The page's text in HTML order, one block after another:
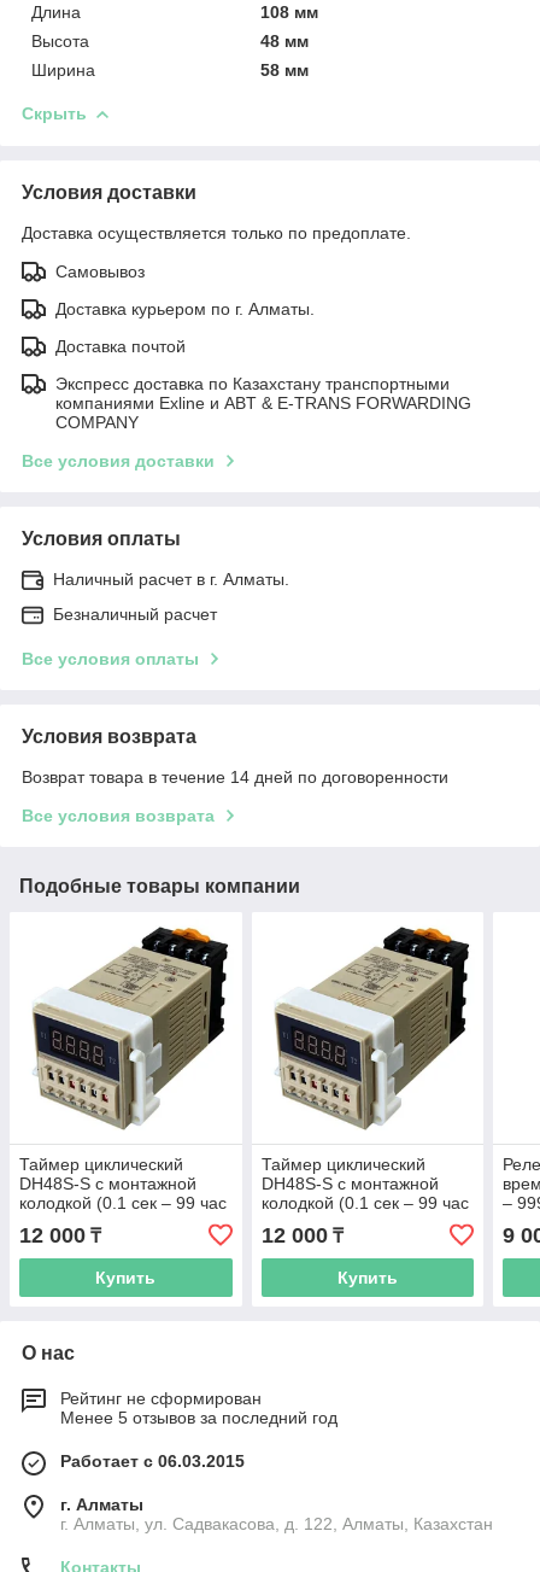
Длина
108 мм
Высота
48 мм
Ширина
58 мм
Скрыть
Условия доставки
Доставка осуществляется только по предоплате.
Самовывоз
Доставка курьером по г. Алматы.
Доставка почтой
Экспресс доставка по Казахстану транспортными
компаниями Exline и ABT & E-TRANS FORWARDING
COMPANY
Все условия доставки
Условия оплаты
Наличный расчет в г. Алматы.
Безналичный расчет
Все условия оплаты
Условия возврата
Возврат товара в течение 14 дней по договоренности
Все условия возврата
Подобные товары компании
Таймер циклический
DH48S-S с монтажной
колодкой (0.1 сек – 99 час
12 000 ₸
Купить
Таймер циклический
DH48S-S с монтажной
колодкой (0.1 сек – 99 час
12 000₸
Купить
–
9
О нас
Рейтинг не сформирован
Менее 5 отзывов за последний год
Работает с 06.03.2015
г. Алматы
г. Алматы, ул. Садвакасова, д. 122, Алматы, Казахстан
Контакты